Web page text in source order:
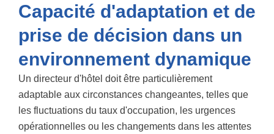
Capacité d'adaptation et de
prise de décision dans un
environnement dynamique
Un directeur d'hôtel doit être particulièrement
adaptable aux circonstances changeantes, telles que
les fluctuations du taux d'occupation, les urgences
opérationnelles ou les changements dans les attentes